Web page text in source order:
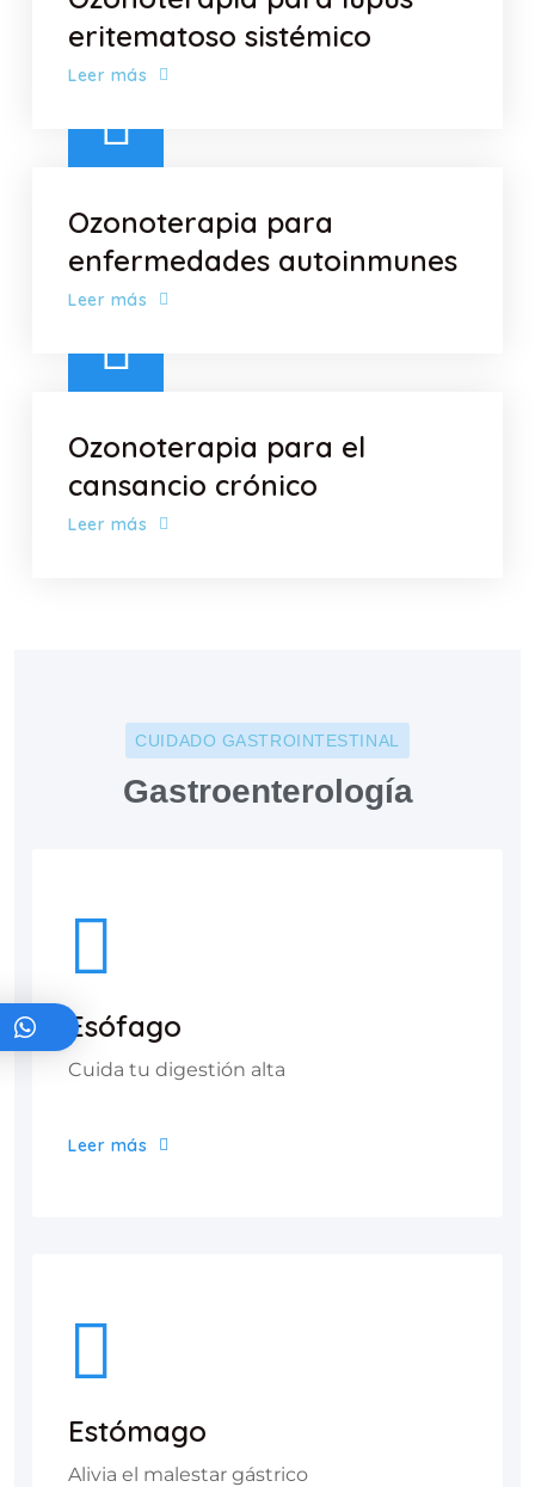
eritematoso sistémico
Leer más
Ozonoterapia para
enfermedades autoinmunes
Leer más
Ozonoterapia para el
cansancio crónico
Leer más
CUIDADO GASTROINTESTINAL
Gastroenterología
Esófago
Cuida tu digestión alta
Leer más
Estómago
Alivia el malestar gástrico